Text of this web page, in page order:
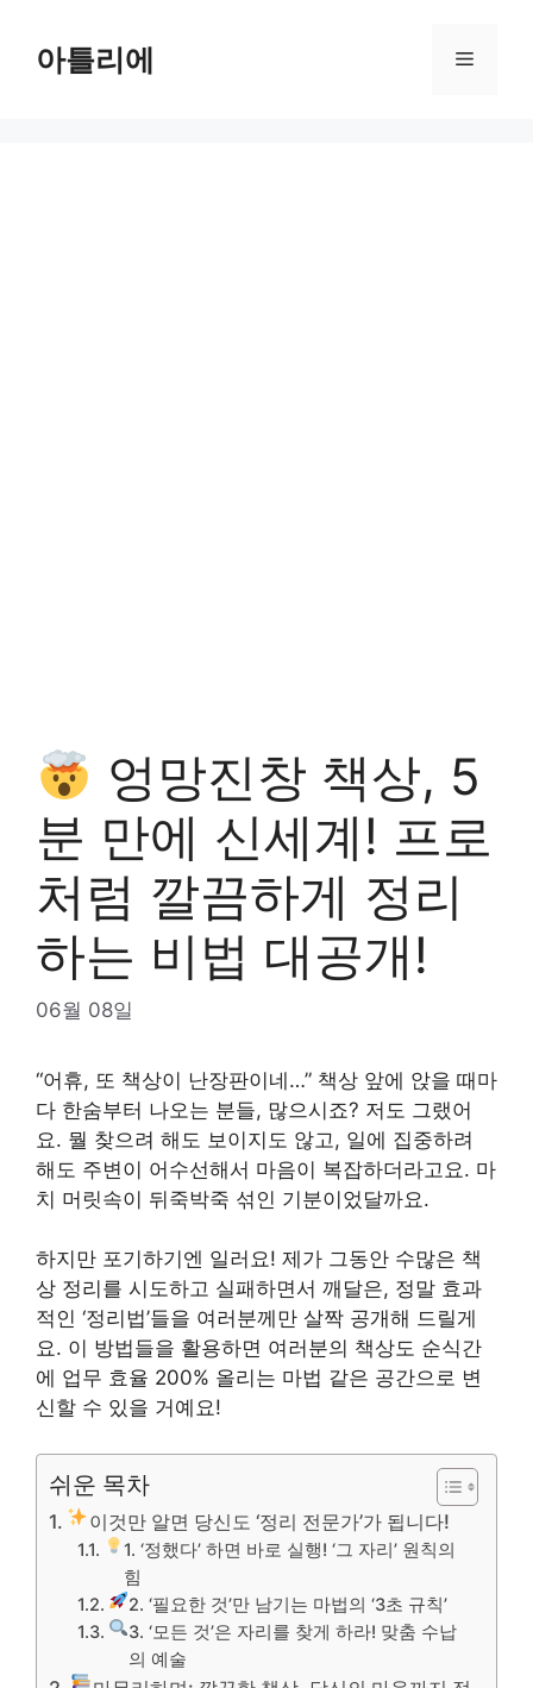
content아틀리에 Menu
엉망진창 책상, 5
분 만에 신세계! 프로
처럼 깔끔하게 정리
하는 비법 대공개!
06월 08일
“어휴, 또 책상이 난장판이네…” 책상 앞에 앉을 때마
다 한숨부터 나오는 분들, 많으시죠? 저도 그랬어
요. 뭘 찾으려 해도 보이지도 않고, 일에 집중하려
해도 주변이 어수선해서 마음이 복잡하더라고요. 마
치 머릿속이 뒤죽박죽 섞인 기분이었달까요.
하지만 포기하기엔 일러요! 제가 그동안 수많은 책
상 정리를 시도하고 실패하면서 깨달은, 정말 효과
적인 ‘정리법’들을 여러분께만 살짝 공개해 드릴게
요. 이 방법들을 활용하면 여러분의 책상도 순식간
에 업무 효율 200% 올리는 마법 같은 공간으로 변
신할 수 있을 거예요!
쉬운 목차
이것만 알면 당신도 ‘정리 전문가’가 됩니다!
1. ‘정했다’ 하면 바로 실행! ‘그 자리’ 원칙의
힘
2. ‘필요한 것’만 남기는 마법의 ‘3초 규칙’
3. ‘모든 것’은 자리를 찾게 하라! 맞춤 수납
의 예술